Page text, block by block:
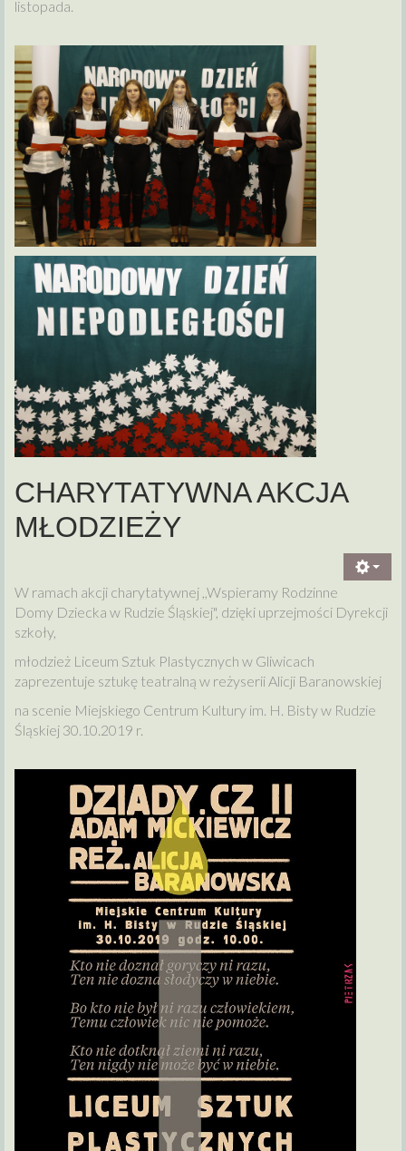
listopada.
CHARYTATYWNA AKCJA
MŁODZIEŻY
W ramach akcji charytatywnej ,,Wspieramy Rodzinne
Domy Dziecka w Rudzie Śląskiej", dzięki uprzejmości Dyrekcji
szkoły,
młodzież Liceum Sztuk Plastycznych w Gliwicach
zaprezentuje sztukę teatralną w reżyserii Alicji Baranowskiej
na scenie Miejskiego Centrum Kultury im. H. Bisty w Rudzie
Śląskiej 30.10.2019 r.